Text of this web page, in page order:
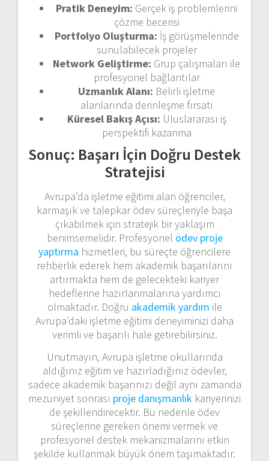
Pratik Deneyim: Gerçek iş problemlerini
çözme becerisi
Portfolyo Oluşturma: İş görüşmelerinde
sunulabilecek projeler
Network Geliştirme: Grup çalışmaları ile
profesyonel bağlantılar
Uzmanlık Alanı: Belirli işletme
alanlarında derinleşme fırsatı
Küresel Bakış Açısı: Uluslararası iş
perspektifi kazanma
Sonuç: Başarı İçin Doğru Destek
Stratejisi
Avrupa’da işletme eğitimi alan öğrenciler,
karmaşık ve talepkar ödev süreçleriyle başa
çıkabilmek için stratejik bir yaklaşım
benimsemelidir. Profesyonel ödev proje
yaptırma hizmetleri, bu süreçte öğrencilere
rehberlik ederek hem akademik başarılarını
artırmakta hem de gelecekteki kariyer
hedeflerine hazırlanmalarına yardımcı
olmaktadır. Doğru akademik yardım ile
Avrupa’daki işletme eğitimi deneyiminizi daha
verimli ve başarılı hale getirebilirsiniz.
Unutmayın, Avrupa işletme okullarında
aldığınız eğitim ve hazırladığınız ödevler,
sadece akademik başarınızı değil aynı zamanda
mezuniyet sonrası proje danışmanlık kariyerinizi
de şekillendirecektir. Bu nedenle ödev
süreçlerine gereken önemi vermek ve
profesyonel destek mekanizmalarını etkin
şekilde kullanmak büyük önem taşımaktadır.